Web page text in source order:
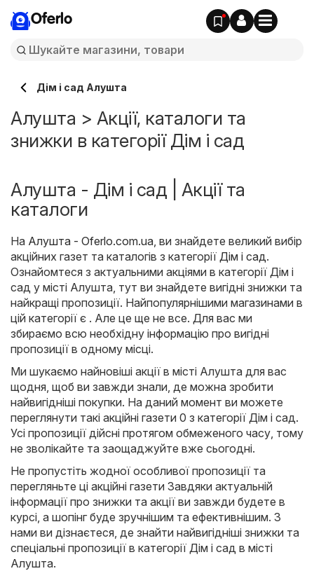
Oferlo
Дім і сад Алушта
Алушта > Акції, каталоги та
знижки в категорії Дім і сад
Алушта - Дім і сад | Акції та
каталоги
На Алушта - Oferlo.com.ua, ви знайдете великий вибір
акційних газет та каталогів з категорії Дім і сад.
Ознайомтеся з актуальними акціями в категорії Дім і
сад у місті Алушта, тут ви знайдете вигідні знижки та
найкращі пропозиції. Найпопулярнішими магазинами в
цій категорії є . Але це ще не все. Для вас ми
збираємо всю необхідну інформацію про вигідні
пропозиції в одному місці.
Ми шукаємо найновіші акції в місті Алушта для вас
щодня, щоб ви завжди знали, де можна зробити
найвигідніші покупки. На даний момент ви можете
переглянути такі акційні газети 0 з категорії Дім і сад.
Усі пропозиції дійсні протягом обмеженого часу, тому
не зволікайте та заощаджуйте вже сьогодні.
Не пропустіть жодної особливої пропозиції та
перегляньте ці акційні газети Завдяки актуальній
інформації про знижки та акції ви завжди будете в
курсі, а шопінг буде зручнішим та ефективнішим. З
нами ви дізнаєтеся, де знайти найвигідніші знижки та
спеціальні пропозиції в категорії Дім і сад в місті
Алушта.